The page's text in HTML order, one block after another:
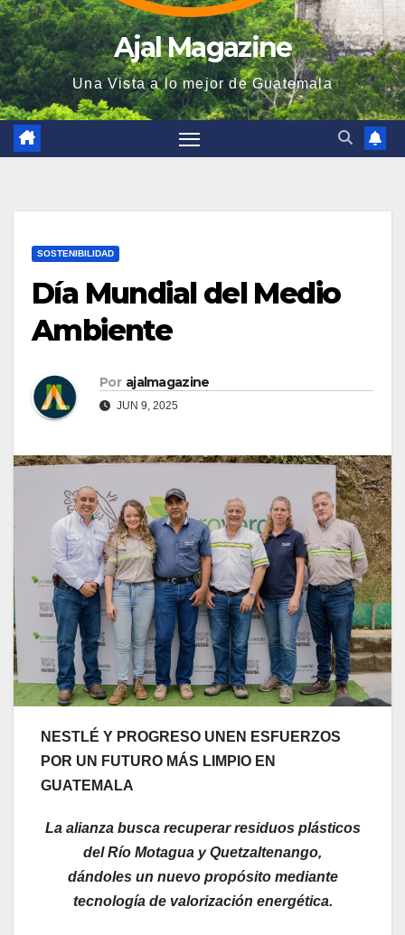
Ajal Magazine
Una Vista a lo mejor de Guatemala
SOSTENIBILIDAD
Día Mundial del Medio
Ambiente
Por ajalmagazine
JUN 9, 2025
NESTLÉ Y PROGRESO UNEN ESFUERZOS
POR UN FUTURO MÁS LIMPIO EN
GUATEMALA
La alianza busca recuperar residuos plásticos
del Río Motagua y Quetzaltenango,
dándoles un nuevo propósito mediante
tecnología de valorización energética.